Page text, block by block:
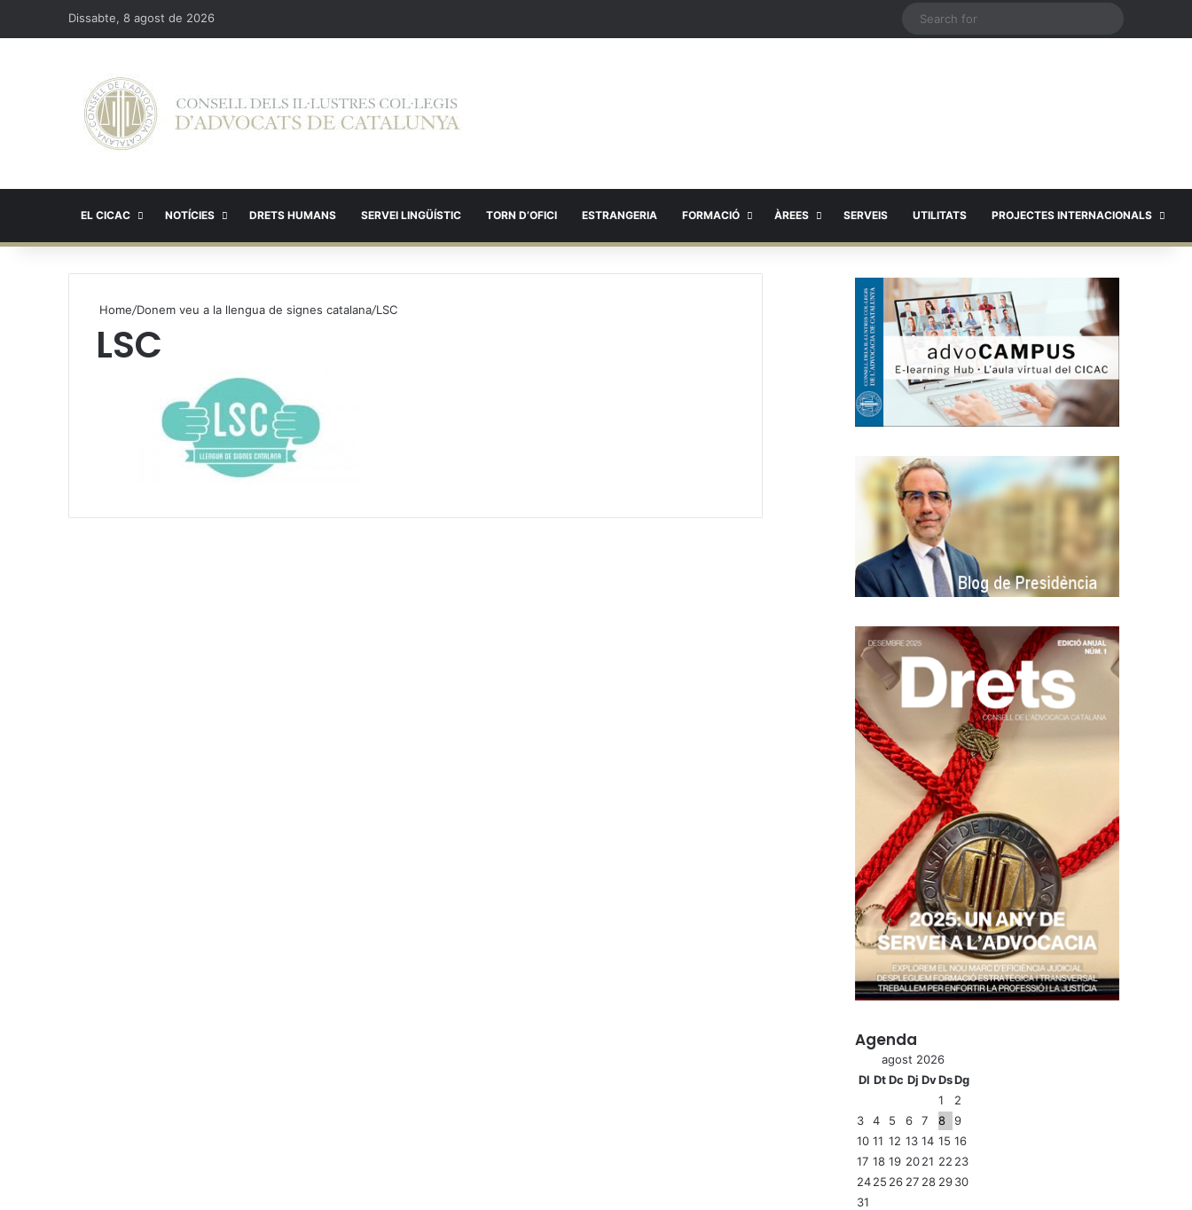
Dissabte, 8 agost de 2026
EL CICAC NOTÍCIES DRETS HUMANS SERVEI LINGÜÍSTIC TORN D’OFICI ESTRANGERIA FORMACIÓ ÀREES SERVEIS UTILITATS PROJECTES INTERNACIONALS
Home/Donem veu a la llengua de signes catalana/LSC
LSC
Agenda
agost 2026
Dl Dt Dc Dj DvDsDg
1
2
3
4 5 6 7 8
9
10 11 12 13 14 15 16
17 18 19 2021 22 23
2425 26 27 28 2930
31